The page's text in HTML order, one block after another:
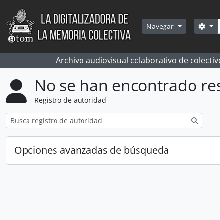
Skip to main content
Navegar
Archivo audiovisual colaborativo de
No se han encontrado
Registro de autoridad
Opciones avanzadas de búsqueda